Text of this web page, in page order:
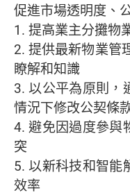
促進市場透明度、
1. 提高業主分攤物
2. 提供最新物業管
瞭解和知識
3. 以公平為原則，
情況下修改公契條
4. 避免因過度參與
突
5. 以新科技和智能
效率